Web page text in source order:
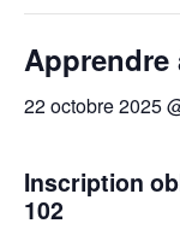
Apprendre
22 octobre 2025
Inscription
102